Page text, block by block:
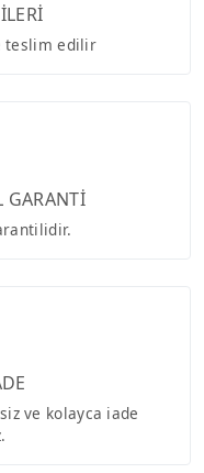
teslim edilir
ve kolayca iade